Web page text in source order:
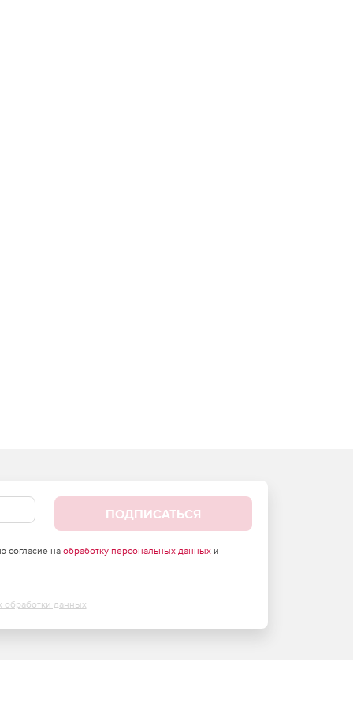
ПОДПИСАТЬСЯ
согласие на обработку персональных данныхи
обработки данных